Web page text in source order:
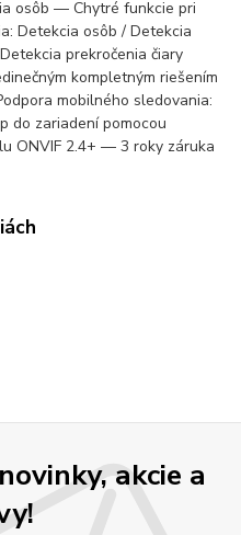
osôb — Chytré funkcie pri
Detekcia osôb / Detekcia
prekročenia čiary
kompletným riešením
mobilného sledovania:
do zariadení pomocou
ONVIF 2.4+ — 3 roky záruka
akcie a